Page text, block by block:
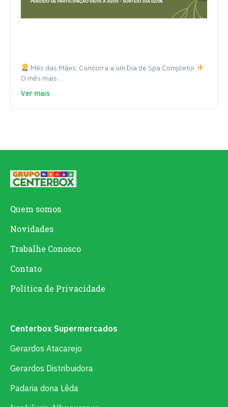
Mês das Mães: Concorra a um Dia de Spa Completo!
O mês mais…
Ver mais
Quem somos
Novidades
Trabalhe Conosco
Contato
Política de Privacidade
Centerbox Supermercados
Gerardos Atacarejo
Gerardos Distribuidora
Padaria dona Lêda